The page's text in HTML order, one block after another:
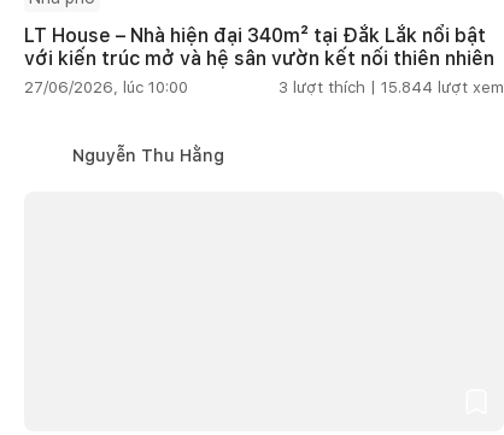
LT House – Nhà hiện đại 340m² tại Đắk Lắk nổi bật
với kiến trúc mở và hệ sân vườn kết nối thiên nhiên
27/06/2026, lúc 10:00 3 lượt thích | 15.844 lượt xem
Nguyễn Thu Hằng